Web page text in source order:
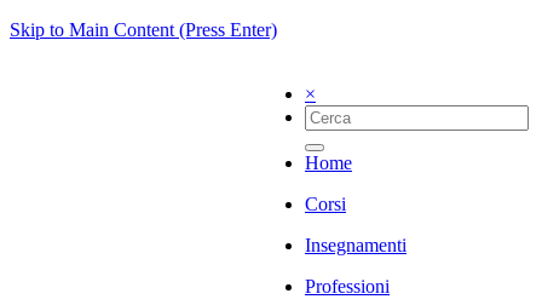
Skip to Main Content (Press Enter)
×
Home
Corsi
Insegnamenti
Professioni